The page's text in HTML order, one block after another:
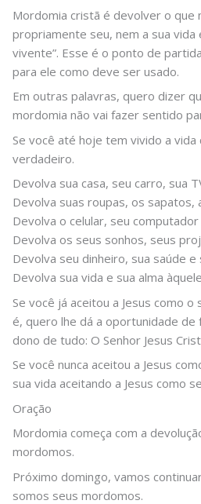
Mordomia cristã é devolver o que
propriamente seu, nem a sua
vivente”. Esse é o ponto de
para ele como deve ser usado.
Em outras palavras, quero dizer
mordomia não vai fazer sentido
Se você até hoje tem vivido a
verdadeiro.
Devolva sua casa, seu carro, sua
Devolva suas roupas, os sapatos,
Devolva o celular, seu
Devolva os seus sonhos, seus
Devolva seu dinheiro, sua saúde e
Devolva sua vida e sua alma
Se você já aceitou a Jesus como
é, quero lhe dá a oportunidade
dono de tudo: O Senhor Jesus
Se você nunca aceitou a Jesus
sua vida aceitando a Jesus como
Oração
Mordomia começa com a
mordomos.
Próximo domingo, vamos
somos seus mordomos.